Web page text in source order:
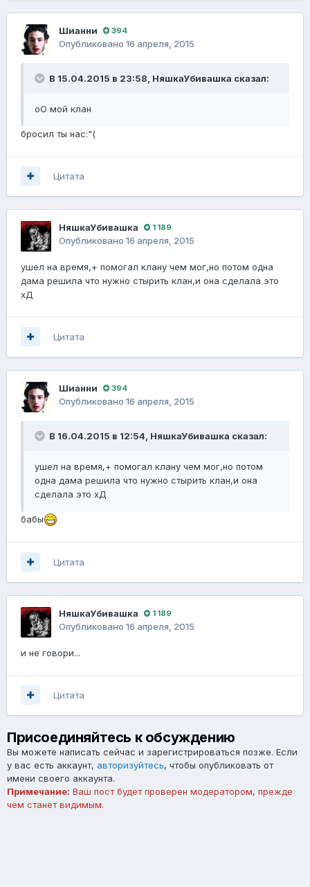
Шианни 394
Опубликовано 16 апреля, 2015
В 15.04.2015 в 23:58, НяшкаУбивашка сказал:
оО мой клан
бросил ты нас:"(
Цитата
НяшкаУбивашка 1 189
Опубликовано 16 апреля, 2015
ушел на время,+ помогал клану чем мог,но потом одна
дама решила что нужно стырить клан,и она сделала это
хД
Цитата
Шианни 394
Опубликовано 16 апреля, 2015
В 16.04.2015 в 12:54, НяшкаУбивашка сказал:
ушел на время,+ помогал клану чем мог,но потом
одна дама решила что нужно стырить клан,и она
сделала это хД
бабы
Цитата
НяшкаУбивашка 1 189
Опубликовано 16 апреля, 2015
и не говори...
Цитата
Присоединяйтесь к обсуждению
Вы можете написать сейчас и зарегистрироваться позже. Если
у вас есть аккаунт, авторизуйтесь, чтобы опубликовать от
имени своего аккаунта.
Примечание: Ваш пост будет проверен модератором, прежде
чем станет видимым.